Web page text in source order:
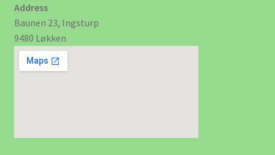
Address
Baunen 23, Ingsturp
9480 Løkken